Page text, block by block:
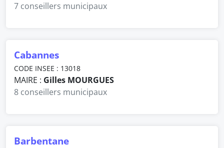
7 conseillers municipaux
Cabannes
CODE INSEE : 13018
MAIRE : Gilles MOURGUES
8 conseillers municipaux
Barbentane